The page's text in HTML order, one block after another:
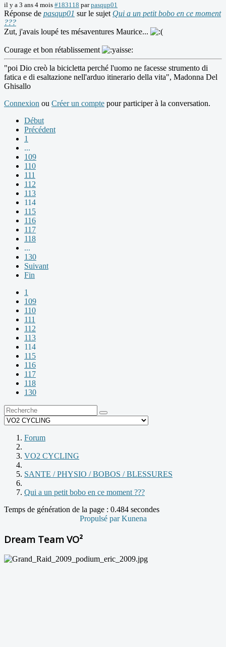
il y a 3 ans 4 mois #183118 parpasqup01
Réponse de pasqup01 sur le sujet Qui a un petit bobo en ce moment
???
Zut, j'avais loupé tes mésaventures Maurice...
Courage et bon rétablissement
"poi Dio creò la bicicletta perché l'uomo ne facesse strumento di
fatica e di esaltazione nell'arduo itinerario della vita", Madonna Del
Ghisallo
Connexion ou Créer un compte pour participer à la conversation.
Début
Précédent
1
...
109
110
111
112
113
114
115
116
117
118
...
130
Suivant
Fin
1
109
110
111
112
113
114
115
116
117
118
130
Forum
VO2 CYCLING
SANTE / PHYSIO / BOBOS / BLESSURES
Qui a un petit bobo en ce moment ???
Temps de génération de la page : 0.484 secondes
Propulsé parKunena
Dream Team VO²